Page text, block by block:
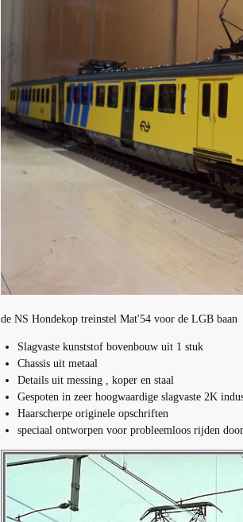
de NS Hondekop treinstel Mat'54 voor de LGB baan
Slagvaste kunststof bovenbouw uit 1 stuk
Chassis uit metaal
Details uit messing , koper en staal
Gespoten in zeer hoogwaardige slagvaste 2K
Haarscherpe originele opschriften
speciaal ontworpen voor probleemloos rijden